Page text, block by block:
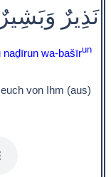
نَذِيرٌ وَبَشِيرٌ
naḏīrun wa-bašīrun
von Ihm (aus)